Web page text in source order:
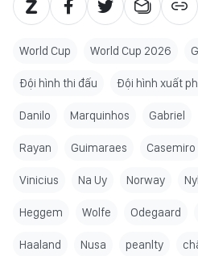
World Cup World Cup 2026
Đội hình thi đấu Đội hình xuất
Danilo Marquinhos Gabriel
Rayan Guimaraes Casemiro
Vinicius Na Uy Norway
Heggem Wolfe Odegaard
Haaland Nusa peanlty